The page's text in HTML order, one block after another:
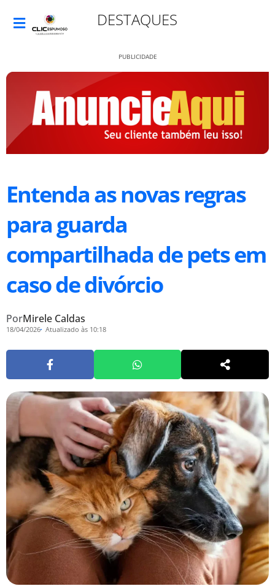
DESTAQUES
PUBLICIDADE
Entenda as novas regras
para guarda
compartilhada de pets em
caso de divórcio
PorMirele Caldas
18/04/2026 Atualizado às 10:18